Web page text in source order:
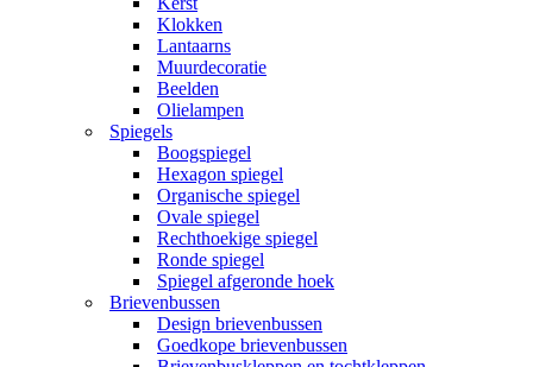
Klokken
Lantaarns
Muurdecoratie
Beelden
Olielampen
Spiegels
Boogspiegel
Hexagon spiegel
Organische spiegel
Ovale spiegel
Rechthoekige spiegel
Ronde spiegel
Spiegel afgeronde hoek
Brievenbussen
Design brievenbussen
Goedkope brievenbussen